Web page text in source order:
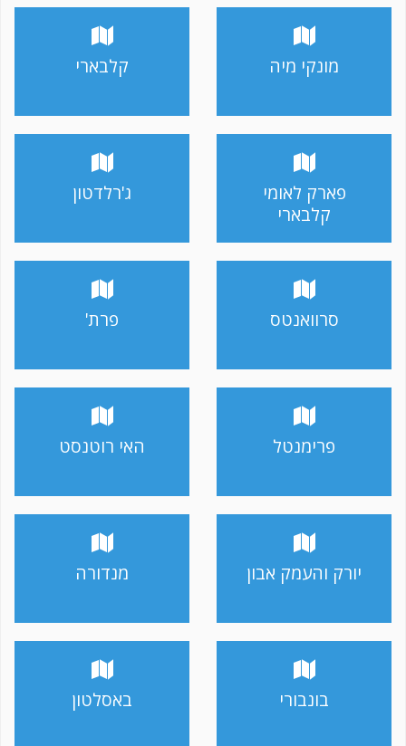
מונקי מיה קלבארי
פארק לאומי
קלבארי
ג'רלדטון
סרוואנטס פרת'
פרימנטל האי רוטנסט
יורק והעמק אבון מנדורה
בונבורי באסלטון